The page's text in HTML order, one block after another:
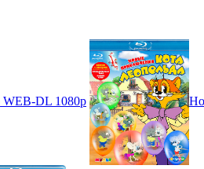
WEB-DL 1080p